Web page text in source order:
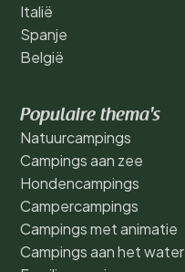
Italië
Spanje
België
Populaire thema's
Natuurcampings
Campings aan zee
Hondencampings
Campercampings
Campings met animatie
Campings aan het water